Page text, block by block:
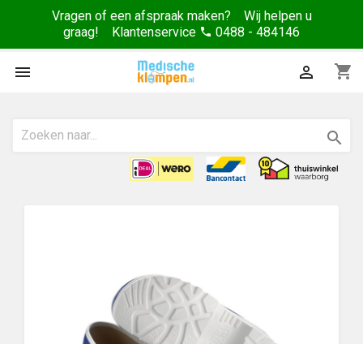
Vragen of een afspraak maken? Wij helpen u
graag! Klantenservice phone 0488 - 484146
 shopping_cart

